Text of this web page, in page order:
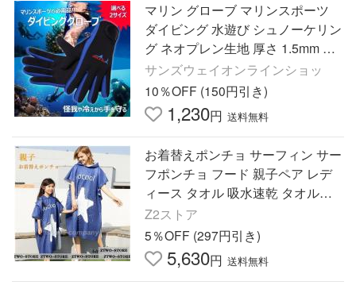
マリン グローブ マリンスポーツ
ダイビング 水遊び シュノーケリン
グ ネオプレン生地 厚さ 1.5mm 保
温性 ベルクロテープ付 爆買
サンズウェイオンラインショッ
10％OFF (150円引き)
1,230円 送料無料
お着替えポンチョ サーフィン サー
フポンチョ フード 親子ペア レデ
ィース タオル 吸水速乾 タオルポ
ンチョ プール 海水浴 バスタオル
夏 海 ビーチタオル
Z2ストア
5％OFF (297円引き)
5,630円 送料無料